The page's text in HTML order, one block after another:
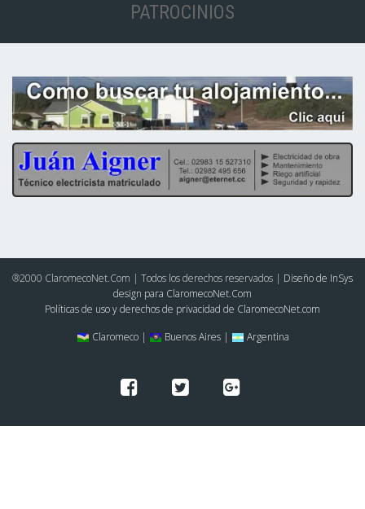
PATROCINIOS
®2000 ClaromecoNet.Com | Todos los derechos reservados | Diseño de InSys
design para ClaromecoNet.Com
Políticas de uso y derechos de privacidad de ClaromecoNet.com
Claromeco |
Buenos Aires | Argentina